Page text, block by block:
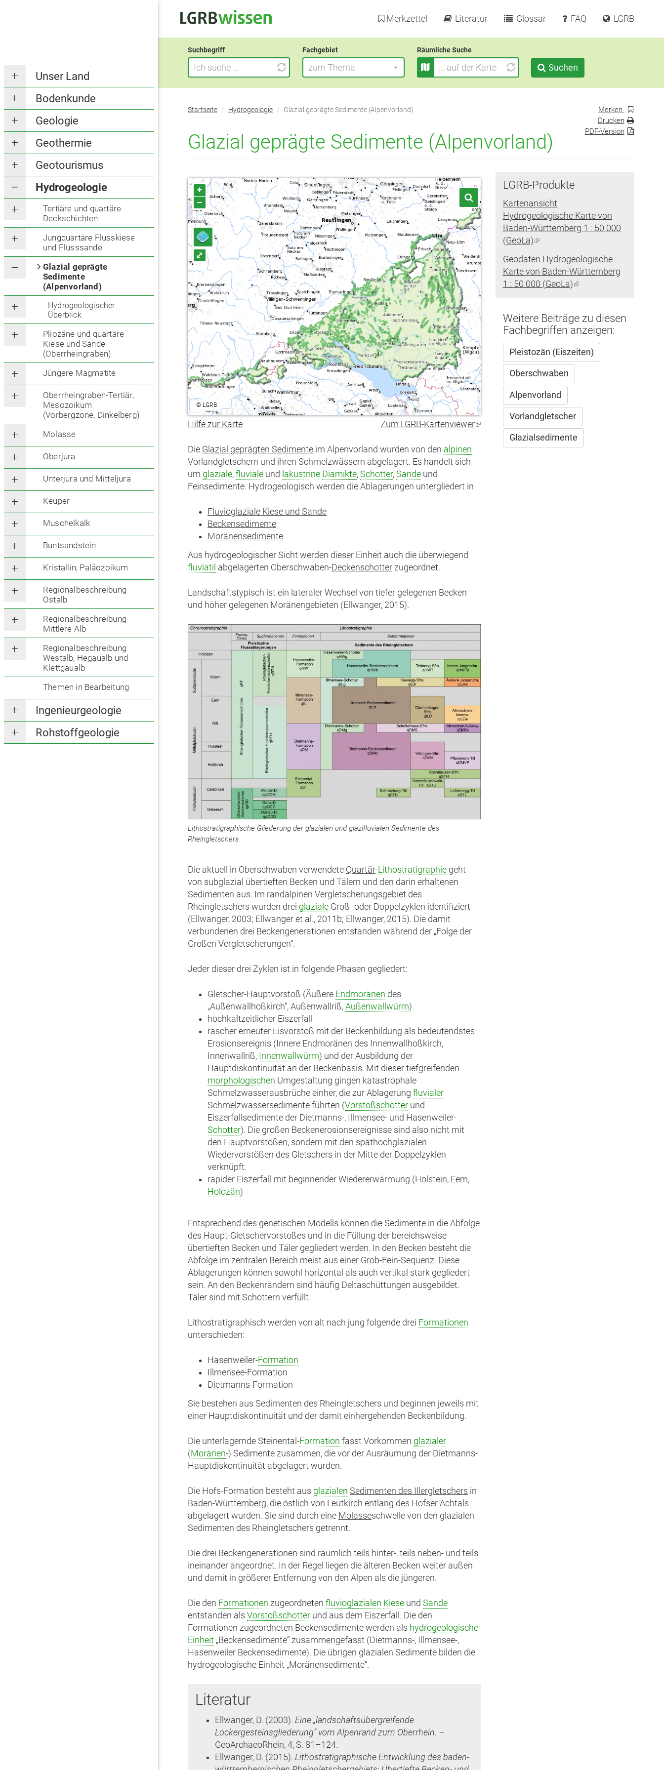
Unser Land
Bodenkunde
Geologie
Geothermie
Geotourismus
Hydrogeologie
Tertiäre und quartäre
Deckschichten
Jungquartäre Flusskiese
und Flusssande
Glazial geprägte
Sedimente
(Alpenvorland)
Hydrogeologischer
Überblick
Pliozäne und quartäre
Kiese und Sande
(Oberrheingraben)
Jüngere Magmatite
Oberrheingraben-Tertiär,
Mesozoikum
(Vorbergzone, Dinkelberg)
Molasse
Oberjura
Unterjura und Mitteljura
Keuper
Muschelkalk
Buntsandstein
Kristallin, Paläozoikum
Regionalbeschreibung
Ostalb
Regionalbeschreibung
Mittlere Alb
Regionalbeschreibung
Westalb, Hegaualb und
Klettgaualb
Themen in Bearbeitung
Ingenieurgeologie
Rohstoffgeologie
Merkzettel Literatur Glossar FAQ LGRB
Suchbegriff Fachgebiet
zum Thema
Räumliche Suche
Suchen
Startseite Hydrogeologie Glazial geprägte Sedimente (Alpenvorland)
Glazial geprägte Sedimente (Alpenvorland)
Merken
Drucken
PDF-Version
+
–
⤢
© LGRB
Hilfe zur Karte Zum LGRB-Kartenviewer(Link
Die Glazial geprägten Sedimente im Alpenvorland wurden von den alpinen
Vorlandgletschern und ihren Schmelzwässern abgelagert. Es handelt sich
um glaziale, fluviale und lakustrine Diamikte, Schotter, Sande und
Feinsedimente. Hydrogeologisch werden die Ablagerungen untergliedert in
Fluvioglaziale Kiese und Sande
Beckensedimente
Moränensedimente
Aus hydrogeologischer Sicht werden dieser Einheit auch die überwiegend
fluviatil abgelagerten Oberschwaben-Deckenschotter zugeordnet.
Landschaftstypisch ist ein lateraler Wechsel von tiefer gelegenen Becken
und höher gelegenen Moränengebieten (Ellwanger, 2015).
Lithostratigraphische Gliederung der glazialen und glazifluvialen Sedimente des
Rheingletschers
Die aktuell in Oberschwaben verwendete Quartär-Lithostratigraphie geht
von subglazial übertieften Becken und Tälern und den darin erhaltenen
Sedimenten aus. Im randalpinen Vergletscherungsgebiet des
Rheingletschers wurden drei glaziale Groß- oder Doppelzyklen identifiziert
(Ellwanger, 2003; Ellwanger et al., 2011b; Ellwanger, 2015). Die damit
verbundenen drei Beckengenerationen entstanden während der „Folge der
Großen Vergletscherungen“.
Jeder dieser drei Zyklen ist in folgende Phasen gegliedert:
Gletscher-Hauptvorstoß (Äußere Endmoränen des
„Außenwallhoßkirch“, Außenwallriß, Außenwallwürm)
hochkaltzeitlicher Eiszerfall
rascher erneuter Eisvorstoß mit der Beckenbildung als bedeutendstes
Erosionsereignis (Innere Endmoränen des Innenwallhoßkirch,
Innenwallriß, Innenwallwürm) und der Ausbildung der
Hauptdiskontinuität an der Beckenbasis. Mit dieser tiefgreifenden
morphologischen Umgestaltung gingen katastrophale
Schmelzwasserausbrüche einher, die zur Ablagerung fluvialer
Schmelzwassersedimente führten (Vorstoßschotter und
Eiszerfallsedimente der Dietmanns-, Illmensee- und Hasenweiler-
Schotter). Die großen Beckenerosionsereignisse sind also nicht mit
den Hauptvorstößen, sondern mit den späthochglazialen
Wiedervorstößen des Gletschers in der Mitte der Doppelzyklen
verknüpft.
rapider Eiszerfall mit beginnender Wiedererwärmung (Holstein, Eem,
Holozän)
Entsprechend des genetischen Modells können die Sedimente in die Abfolge
des Haupt-Gletschervorstoßes und in die Füllung der bereichsweise
übertieften Becken und Täler gegliedert werden. In den Becken besteht die
Abfolge im zentralen Bereich meist aus einer Grob-Fein-Sequenz. Diese
Ablagerungen können sowohl horizontal als auch vertikal stark gegliedert
sein. An den Beckenrändern sind häufig Deltaschüttungen ausgebildet.
Täler sind mit Schottern verfüllt.
Lithostratigraphisch werden von alt nach jung folgende drei Formationen
unterschieden:
Hasenweiler-Formation
Illmensee-Formation
Dietmanns-Formation
Sie bestehen aus Sedimenten des Rheingletschers und beginnen jeweils mit
einer Hauptdiskontinuität und der damit einhergehenden Beckenbildung.
Die unterlagernde Steinental-Formation fasst Vorkommen glazialer
(Moränen-) Sedimente zusammen, die vor der Ausräumung der Dietmanns-
Hauptdiskontinuität abgelagert wurden.
Die Hofs-Formation besteht aus glazialen Sedimenten des Illergletschers in
Baden-Württemberg, die östlich von Leutkirch entlang des Hofser Achtals
abgelagert wurden. Sie sind durch eine Molasseschwelle von den glazialen
Sedimenten des Rheingletschers getrennt.
Die drei Beckengenerationen sind räumlich teils hinter-, teils neben- und teils
ineinander angeordnet. In der Regel liegen die älteren Becken weiter außen
und damit in größerer Entfernung von den Alpen als die jüngeren.
Die den Formationen zugeordneten fluvioglazialen Kiese und Sande
entstanden als Vorstoßschotter und aus dem Eiszerfall. Die den
Formationen zugeordneten Beckensedimente werden als hydrogeologische
Einheit „Beckensedimente“ zusammengefasst (Dietmanns-, Illmensee-,
Hasenweiler Beckensedimente). Die übrigen glazialen Sedimente bilden die
hydrogeologische Einheit „Moränensedimente“.
Literatur
Ellwanger, D. (2003). Eine „landschaftsübergreifende
Lockergesteinsgliederung“ vom Alpenrand zum Oberrhein. –
GeoArchaeoRhein, 4, S. 81–124.
Ellwanger, D. (2015). Lithostratigraphische Entwicklung des baden-
LGRB-Produkte
Kartenansicht
Hydrogeologische Karte von
Baden-Württemberg 1 : 50 000
(GeoLa)(Link
extern)
Geodaten Hydrogeologische
Karte von Baden-Württemberg
1 : 50 000 (GeoLa)(Link
Weitere Beiträge zu diesen
Fachbegriffen anzeigen:
Pleistozän (Eiszeiten)
Oberschwaben
Alpenvorland
Vorlandgletscher
Glazialsedimente